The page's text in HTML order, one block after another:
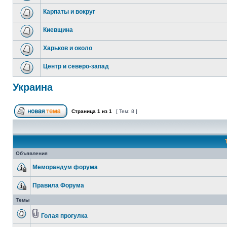
Карпаты и вокруг
Киевщина
Харьков и около
Центр и северо-запад
Украина
Страница 1 из 1 [ Тем: 8 ]
Объявления
Меморандум форума
Правила Форума
Темы
Голая прогулка